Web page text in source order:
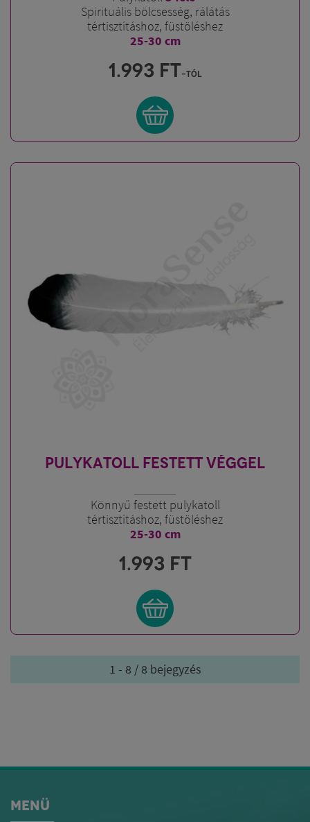
Spirituális bölcsesség, rálátás
tértisztításhoz, füstöléshez
25-30 cm
1.993 FT-tól
PULYKATOLL FESTETT VÉGGEL
Könnyű festett pulykatoll
tértisztításhoz, füstöléshez
25-30 cm
1.993 FT
1 - 8 / 8 bejegyzés
MENÜ